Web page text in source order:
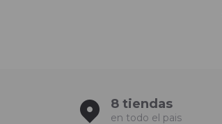
8 tiendas
en todo el pais